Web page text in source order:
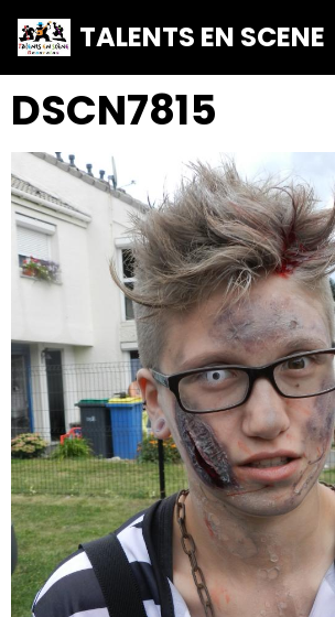
TALENTS EN SCENE
DSCN7815